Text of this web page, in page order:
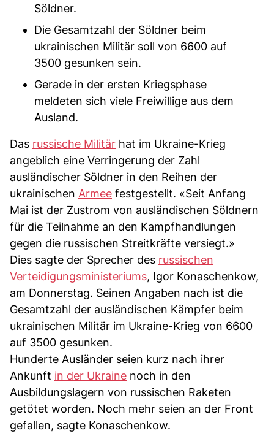
Söldner.
Die Gesamtzahl der Söldner beim
ukrainischen Militär soll von 6600 auf
3500 gesunken sein.
Gerade in der ersten Kriegsphase
meldeten sich viele Freiwillige aus dem
Ausland.
Das russische Militär hat im Ukraine-Krieg
angeblich eine Verringerung der Zahl
ausländischer Söldner in den Reihen der
ukrainischen Armee festgestellt. «Seit Anfang
Mai ist der Zustrom von ausländischen Söldnern
für die Teilnahme an den Kampfhandlungen
gegen die russischen Streitkräfte versiegt.»
Dies sagte der Sprecher des russischen
Verteidigungsministeriums, Igor Konaschenkow,
am Donnerstag. Seinen Angaben nach ist die
Gesamtzahl der ausländischen Kämpfer beim
ukrainischen Militär im Ukraine-Krieg von 6600
auf 3500 gesunken.
Hunderte Ausländer seien kurz nach ihrer
Ankunft in der Ukraine noch in den
Ausbildungslagern von russischen Raketen
getötet worden. Noch mehr seien an der Front
gefallen, sagte Konaschenkow.